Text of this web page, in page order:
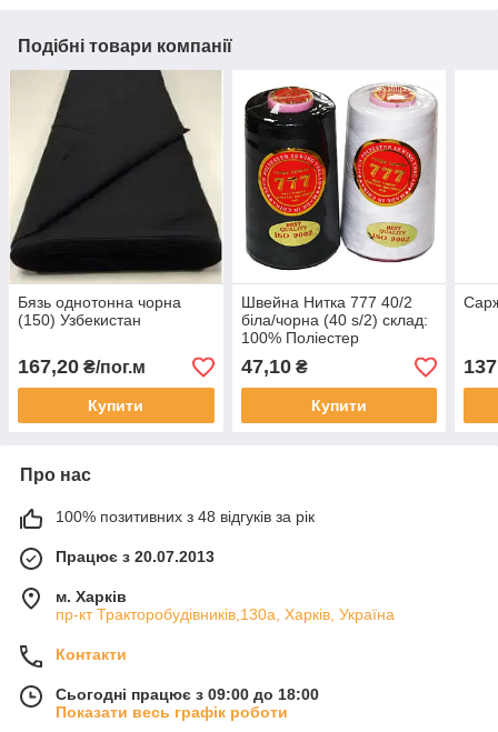
Подібні товари компанії
Бязь однотонна чорна
(150) Узбекистан
167,20 ₴/пог.м
Купити
Швейна Нитка 777 40/2
біла/чорна (40 s/2) склад:
100% Поліестер
47,10₴
Купити
Про нас
100% позитивних з 48 відгуків за рік
Працює з 20.07.2013
м. Харків
пр-кт Тракторобудівників,130а, Харків, Україна
Контакти
Сьогодні працює з 09:00 до 18:00
Показати весь графік роботи